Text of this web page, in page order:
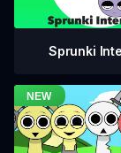
Sprunki